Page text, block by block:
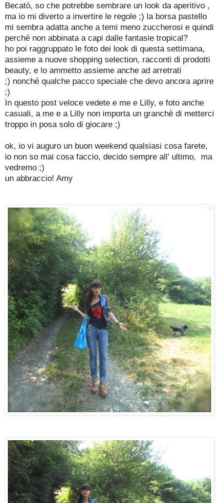
Becatò, so che potrebbe sembrare un look da aperitivo ,
ma io mi diverto a invertire le regole ;) la borsa pastello
mi sembra adatta anche a temi meno zuccherosi e quindi
perché non abbinata a capi dalle fantasie tropical?
ho poi raggruppato le foto dei look di questa settimana,
assieme a nuove shopping selection, racconti di prodotti
beauty, e lo ammetto assieme anche ad arretrati
;) nonché qualche pacco speciale che devo ancora aprire
;)
In questo post veloce vedete e me e Lilly, e foto anche
casuali, a me e a Lilly non importa un granchè di metterci
troppo in posa solo di giocare ;)
ok, io vi auguro un buon weekend qualsiasi cosa farete,
io non so mai cosa faccio, decido sempre all' ultimo, ma
vedremo ;)
un abbraccio! Amy